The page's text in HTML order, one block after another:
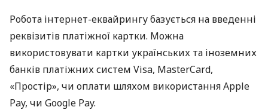
Робота інтернет-еквайрингу базується на введенні
реквізитів платіжної картки. Можна
використовувати картки українських та іноземних
банків платіжних систем Visa, MasterCard,
«Простір», чи оплати шляхом використання Apple
Pay, чи Google Pay.